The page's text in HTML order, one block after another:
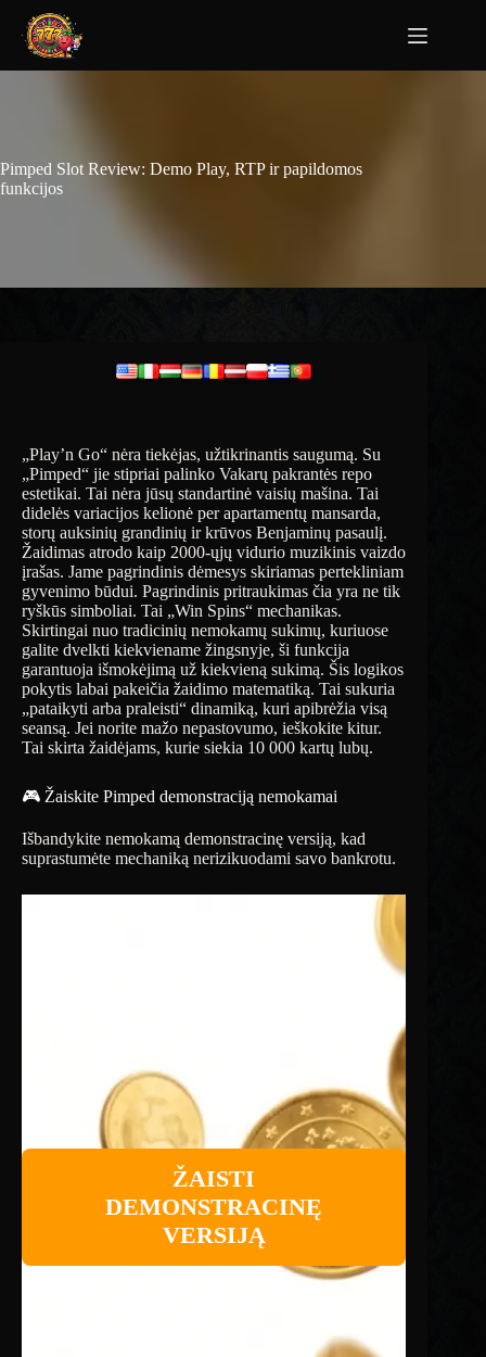
Pimped Slot Review: Demo Play, RTP ir papildomos
funkcijos
„Play’n Go“ nėra tiekėjas, užtikrinantis saugumą. Su
„Pimped“ jie stipriai palinko Vakarų pakrantės repo
estetikai. Tai nėra jūsų standartinė vaisių mašina. Tai
didelės variacijos kelionė per apartamentų mansarda,
storų auksinių grandinių ir krūvos Benjaminų pasaulį.
Žaidimas atrodo kaip 2000-ųjų vidurio muzikinis vaizdo
įrašas. Jame pagrindinis dėmesys skiriamas pertekliniam
gyvenimo būdui. Pagrindinis pritraukimas čia yra ne tik
ryškūs simboliai. Tai „Win Spins“ mechanikas.
Skirtingai nuo tradicinių nemokamų sukimų, kuriuose
galite dvelkti kiekviename žingsnyje, ši funkcija
garantuoja išmokėjimą už kiekvieną sukimą. Šis logikos
pokytis labai pakeičia žaidimo matematiką. Tai sukuria
„pataikyti arba praleisti“ dinamiką, kuri apibrėžia visą
seansą. Jei norite mažo nepastovumo, ieškokite kitur.
Tai skirta žaidėjams, kurie siekia 10 000 kartų lubų.
🎮 Žaiskite Pimped demonstraciją nemokamai
Išbandykite nemokamą demonstracinę versiją, kad
suprastumėte mechaniką nerizikuodami savo bankrotu.
ŽAISTI
DEMONSTRACINĘ
VERSIJĄ